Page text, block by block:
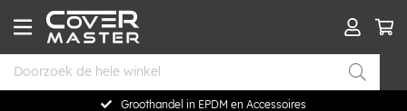
Groothandel in EPDM en Accessoires